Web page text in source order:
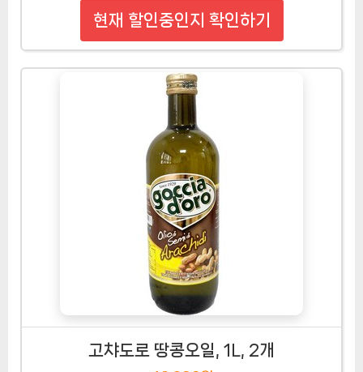
현재 할인중인지 확인하기
고챠도로 땅콩오일, 1L, 2개